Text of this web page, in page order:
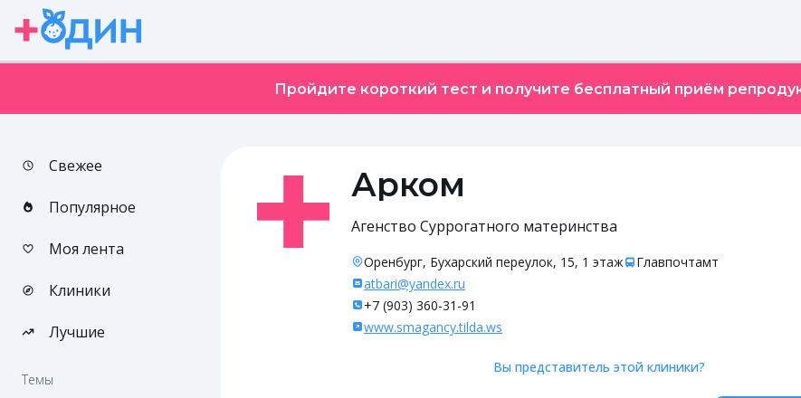
Пройдите короткий тест и получите бесплатный приём
Свежее
Популярное
Моя лента
Клиники
Лучшие
Темы
Арком
Агенство Суррогатного материнства
Оренбург, Бухарский переулок, 15, 1 этаж
Главпочтамт
atbari@yandex.ru
+7 (903) 360-31-91
www.smagancy.tilda.ws
Вы представитель этой клиники?